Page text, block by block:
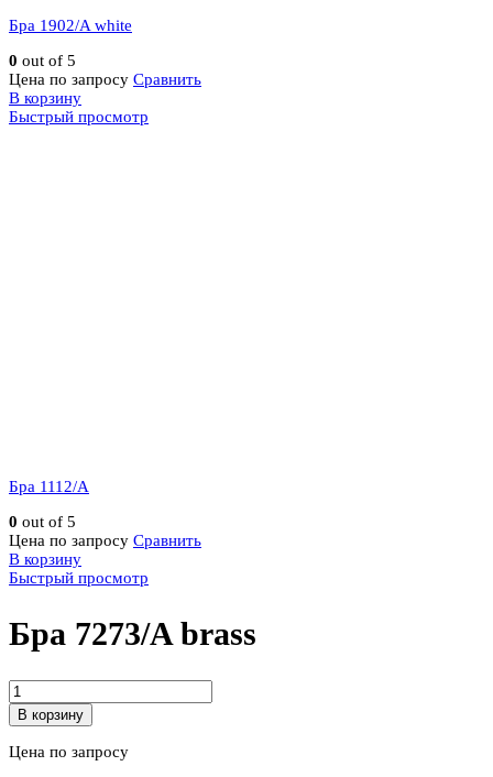
Бра 1902/A white
0 out of 5
Цена по запросу Сравнить
В корзину
Быстрый просмотр
Бра 1112/A
0 out of 5
Цена по запросу Сравнить
В корзину
Быстрый просмотр
Бра 7273/A brass
Количество
Бра
7273/A
brass
В корзину
Цена по запросу